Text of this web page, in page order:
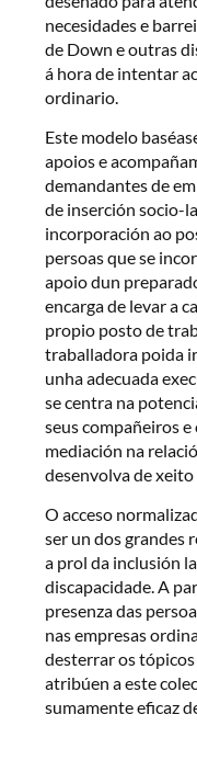
necesidades e
de Down e outras
á hora de intentar
ordinario.
Este modelo
apoios e
demandantes de
de inserción socio-
incorporación ao
persoas que se
apoio dun
encarga de levar a
propio posto de
traballadora poida
unha adecuada
se centra na
seus compañeiros
mediación na
desenvolva de
O acceso
ser un dos grandes
a prol da inclusión
discapacidade. A
presenza das
nas empresas
desterrar os
atribúen a este
sumamente eficaz